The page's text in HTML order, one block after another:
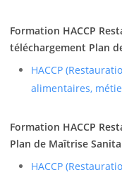
Formation HACCP
téléchargement Plan
HACCP
alimentaires,
Formation HACCP
Plan de Maîtrise
HACCP